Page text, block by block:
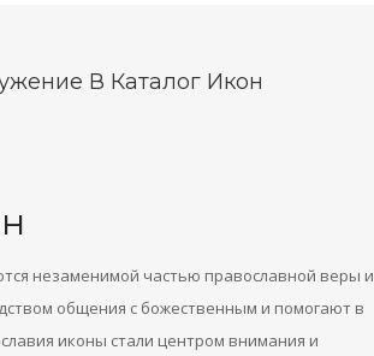
В Каталог Икон
незаменимой частью православной веры и
общения с божественным и помогают в
иконы стали центром внимания и